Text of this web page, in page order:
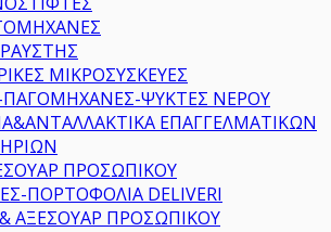
ΜΙΚΡΟΣΥΣΚΕΥΕΣ
ΠΑΓΟΜΗΧΑΝΕΣ-ΨΥΚΤΕΣ ΝΕΡΟΥ
ΕΠΑΓΓΕΛΜΑΤΙΚΩΝ
ΠΡΟΣΩΠΙΚΟΥ
ΠΟΡΤΟΦΟΛΙΑ DELIVERI
ΑΞΕΣΟΥΑΡ ΠΡΟΣΩΠΙΚΟΥ